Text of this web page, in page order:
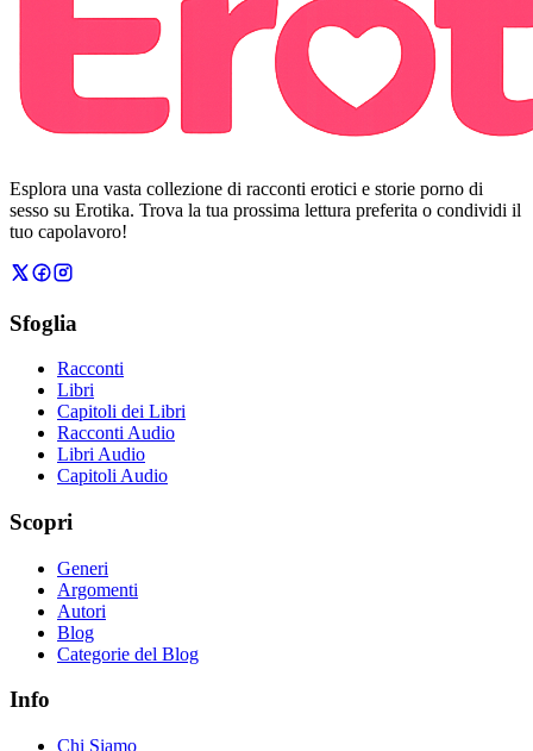
Esplora una vasta collezione di racconti erotici e storie porno di
sesso su Erotika. Trova la tua prossima lettura preferita o condividi il
tuo capolavoro!
Sfoglia
Racconti
Libri
Capitoli dei Libri
Racconti Audio
Libri Audio
Capitoli Audio
Scopri
Generi
Argomenti
Autori
Blog
Categorie del Blog
Info
Chi Siamo